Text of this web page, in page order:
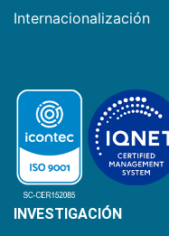
Internacionalización
INVESTIGACIÓN